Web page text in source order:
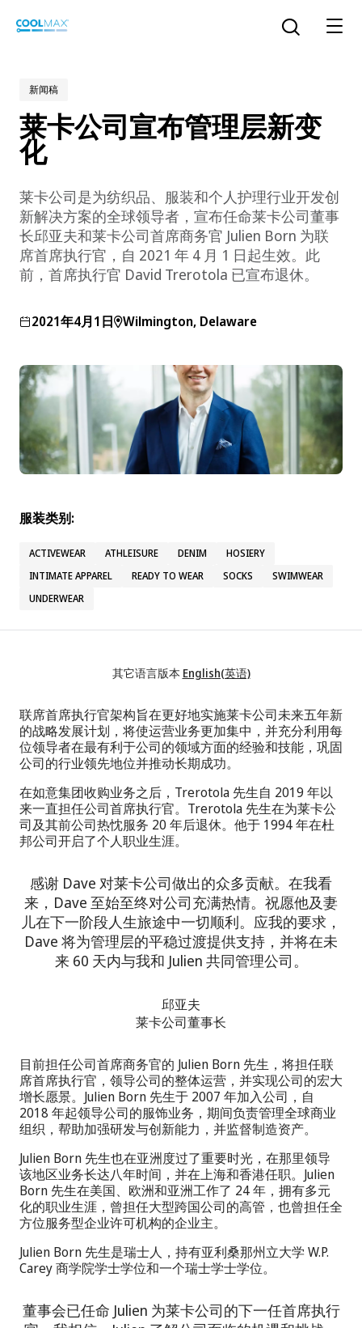
COOLMAX CloakFX™技术
COOLMAX®ALL SEASON 技术
COOLMAX®freshFX®技术
COOLMAX® PRO EcoMade 技术
LYCRA ONE™ portal
LYCRA®
The LYCRA Company
简体中文
打开搜索
新闻稿
莱卡公司宣布管理层新变
化
莱卡公司是为纺织品、服装和个人护理行业开发创
新解决方案的全球领导者，宣布任命莱卡公司董事
长邱亚夫和莱卡公司首席商务官 Julien Born 为联
席首席执行官，自 2021 年 4 月 1 日起生效。此
前，首席执行官 David Trerotola 已宣布退休。
2021年4月1日 Wilmington, Delaware
服装类别:
ACTIVEWEAR ATHLEISURE DENIM
HOSIERY
INTIMATE APPAREL
READY TO WEAR SOCKS
SWIMWEAR
UNDERWEAR
其它语言版本 English(英语)
联席首席执行官架构旨在更好地实施莱卡公司未来五年新
的战略发展计划，将使运营业务更加集中，并充分利用每
位领导者在最有利于公司的领域方面的经验和技能，巩固
公司的行业领先地位并推动长期成功。
在如意集团收购业务之后，Trerotola 先生自 2019 年以
来一直担任公司首席执行官。Trerotola 先生在为莱卡公
司及其前公司热忱服务 20 年后退休。他于 1994 年在杜
邦公司开启了个人职业生涯。
感谢 Dave 对莱卡公司做出的众多贡献。在我看
来，Dave 至始至终对公司充满热情。祝愿他及妻
儿在下一阶段人生旅途中一切顺利。应我的要求，
Dave 将为管理层的平稳过渡提供支持，并将在未
来 60 天内与我和 Julien 共同管理公司。
邱亚夫
莱卡公司董事长
目前担任公司首席商务官的 Julien Born 先生，将担任联
席首席执行官，领导公司的整体运营，并实现公司的宏大
增长愿景。Julien Born 先生于 2007 年加入公司，自
2018 年起领导公司的服饰业务，期间负责管理全球商业
组织，帮助加强研发与创新能力，并监督制造资产。
Julien Born 先生也在亚洲度过了重要时光，在那里领导
该地区业务长达八年时间，并在上海和香港任职。Julien
Born 先生在美国、欧洲和亚洲工作了 24 年，拥有多元
化的职业生涯，曾担任大型跨国公司的高管，也曾担任全
方位服务型企业许可机构的企业主。
Julien Born 先生是瑞士人，持有亚利桑那州立大学 W.P.
Carey 商学院学士学位和一个瑞士学士学位。
董事会已任命 Julien 为莱卡公司的下一任首席执行